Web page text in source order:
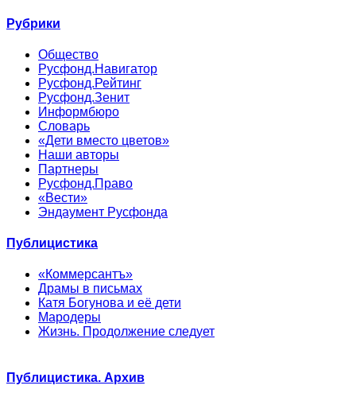
Рубрики
Общество
Русфонд.Навигатор
Русфонд.Рейтинг
Русфонд.Зенит
Информбюро
Словарь
«Дети вместо цветов»
Наши авторы
Партнеры
Русфонд.Право
«Вести»
Эндаумент Русфонда
Публицистика
«Коммерсантъ»
Драмы в письмах
Катя Богунова и её дети
Мародеры
Жизнь. Продолжение следует
Публицистика. Архив